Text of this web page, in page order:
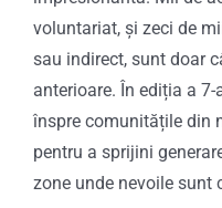
voluntariat, și zeci de
sau indirect, sunt doar
anterioare. În ediția a
înspre comunitățile din
pentru a sprijini
zone unde nevoile sunt